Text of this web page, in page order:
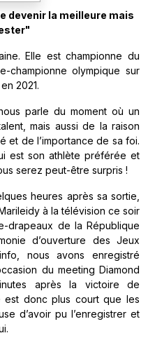
devenir la meilleure mais
Elle est championne du
championne olympique sur
2021.
parle du moment où un
mais aussi de la raison
et de l’importance de sa foi.
est son athlète préférée et
serez peut-être surpris !
heures après sa sortie,
à la télévision ce soir
drapeaux de la République
d’ouverture des Jeux
nous avons enregistré
du meeting Diamond
après la victoire de
est donc plus court que les
d’avoir pu l’enregistrer et